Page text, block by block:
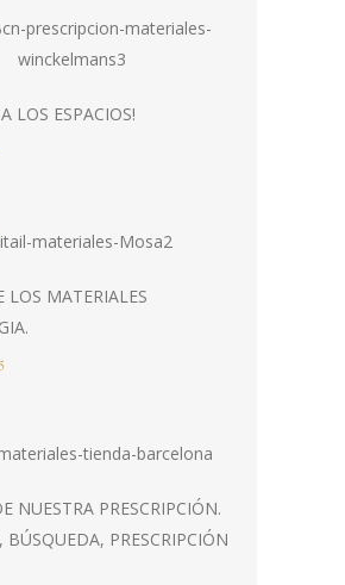
LOS ESPACIOS!
LOS MATERIALES
NUESTRA PRESCRIPCIÓN.
BÚSQUEDA, PRESCRIPCIÓN